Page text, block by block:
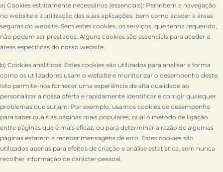
a) Cookies estritamente necessários (essenciais): Permitem a navegação
no website e a utilização das suas aplicações, bem como aceder a áreas
seguras do website. Sem estes cookies, os serviços, que tenha requerido,
não podem ser prestados. Alguns cookies são essenciais para aceder a
áreas específicas do nosso website.
b) Cookies analíticos: Estes cookies são utilizados para analisar a forma
como os utilizadores usam o website e monitorizar o desempenho deste.
Isto permite-nos fornecer uma experiência de alta qualidade ao
personalizar a nossa oferta e rapidamente identificar e corrigir quaisquer
problemas que surjam. Por exemplo, usamos cookies de desempenho
para saber quais as páginas mais populares, qual o método de ligação
entre páginas que é mais eficaz, ou para determinar a razão de algumas
páginas estarem a receber mensagens de erro. Estes cookies são
utilizados apenas para efeitos de criação e análise estatística, sem nunca
recolher informação de carácter pessoal.